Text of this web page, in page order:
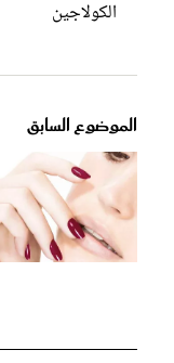
الكولاجين
الموضوع السابق